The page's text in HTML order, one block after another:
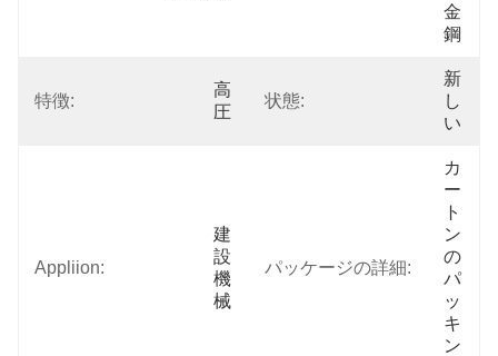
金
鋼
特徴:
高
圧
状態:
新
し
い
Appliion:
建
設
機
械
パッケージの詳細:
カ
ー
ト
ン
の
パ
ッ
キ
ン